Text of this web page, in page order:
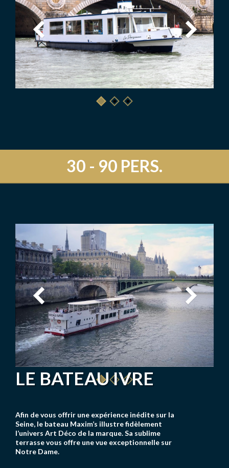
30 - 90 PERS.
LE BATEAU IVRE
Afin de vous offrir une expérience inédite sur la
Seine, le bateau Maxim’s illustre fidèlement
l’univers Art Déco de la marque. Sa sublime
terrasse vous offre une vue exceptionnelle sur
Notre Dame.